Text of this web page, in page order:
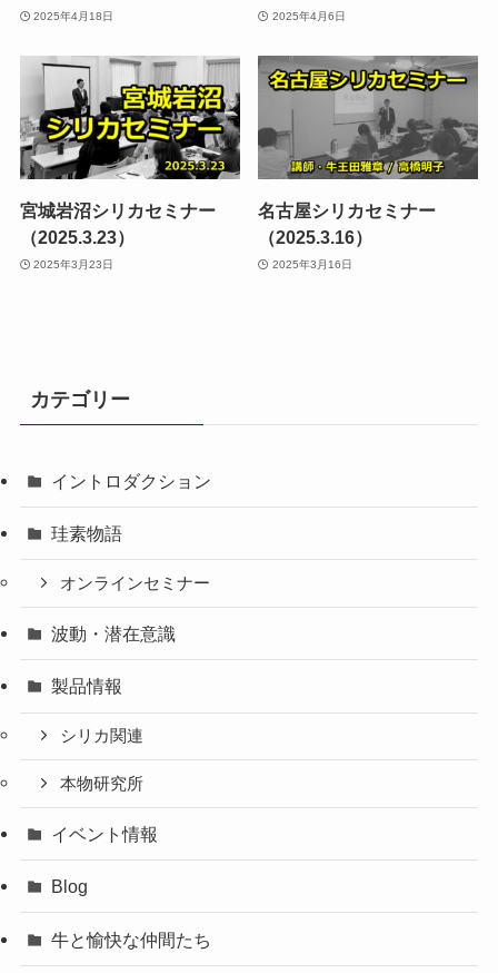
2025年4月18日 2025年4月6日
宮城岩沼シリカセミナー
（2025.3.23）
2025年3月23日
名古屋シリカセミナー
（2025.3.16）
2025年3月16日
カテゴリー
イントロダクション
珪素物語
オンラインセミナー
波動・潜在意識
製品情報
シリカ関連
本物研究所
イベント情報
Blog
牛と愉快な仲間たち